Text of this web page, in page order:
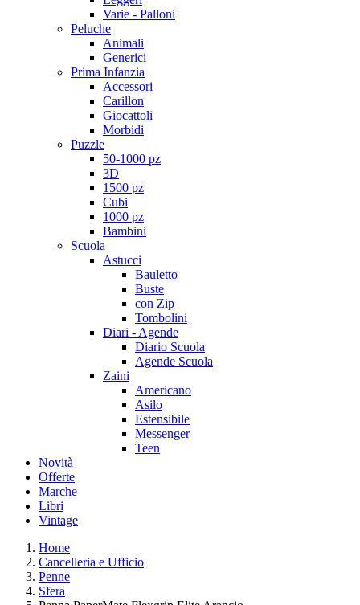
Varie - Palloni
Peluche
Animali
Generici
Prima Infanzia
Accessori
Carillon
Giocattoli
Morbidi
Puzzle
50-1000 pz
3D
1500 pz
Cubi
1000 pz
Bambini
Scuola
Astucci
Bauletto
Buste
con Zip
Tombolini
Diari - Agende
Diario Scuola
Agende Scuola
Zaini
Americano
Asilo
Estensibile
Messenger
Teen
Novità
Offerte
Marche
Libri
Vintage
Home
Cancelleria e Ufficio
Penne
Sfera